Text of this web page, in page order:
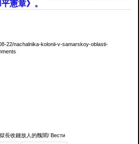
憲章》。
22/nachalnika-kolonii-v-samarskoy-oblasti-
長收錢放人的醜聞/ Вести